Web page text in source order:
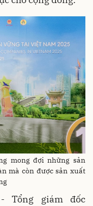
mong đợi những sản
mà còn được sản xuất
- Tổng giám đốc